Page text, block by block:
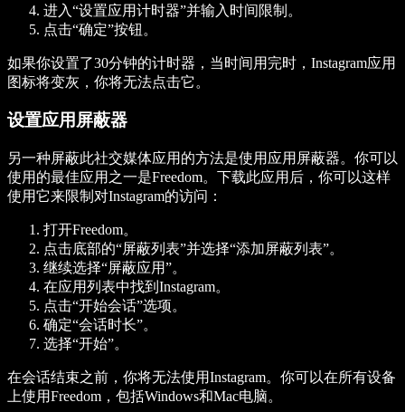
进入“设置应用计时器”并输入时间限制。
点击“确定”按钮。
如果你设置了30分钟的计时器，当时间用完时，Instagram应用
图标将变灰，你将无法点击它。
设置应用屏蔽器
另一种屏蔽此社交媒体应用的方法是使用应用屏蔽器。你可以
使用的最佳应用之一是Freedom。下载此应用后，你可以这样
使用它来限制对Instagram的访问：
打开Freedom。
点击底部的“屏蔽列表”并选择“添加屏蔽列表”。
继续选择“屏蔽应用”。
在应用列表中找到Instagram。
点击“开始会话”选项。
确定“会话时长”。
选择“开始”。
在会话结束之前，你将无法使用Instagram。你可以在所有设备
上使用Freedom，包括Windows和Mac电脑。